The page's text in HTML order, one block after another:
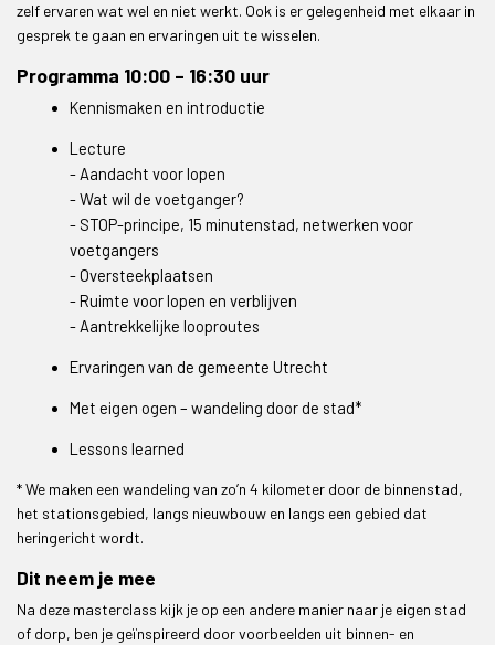
zelf ervaren wat wel en niet werkt. Ook is er gelegenheid met elkaar in
gesprek te gaan en ervaringen uit te wisselen.
Programma 10:00 – 16:30 uur
Kennismaken en introductie
Lecture
- Aandacht voor lopen
- Wat wil de voetganger?
- STOP-principe, 15 minutenstad, netwerken voor
voetgangers
- Oversteekplaatsen
- Ruimte voor lopen en verblijven
- Aantrekkelijke looproutes
Ervaringen van de gemeente Utrecht
Met eigen ogen – wandeling door de stad*
Lessons learned
* We maken een wandeling van zo’n 4 kilometer door de binnenstad,
het stationsgebied, langs nieuwbouw en langs een gebied dat
heringericht wordt.
Dit neem je mee
Na deze masterclass kijk je op een andere manier naar je eigen stad
of dorp, ben je geïnspireerd door voorbeelden uit binnen- en